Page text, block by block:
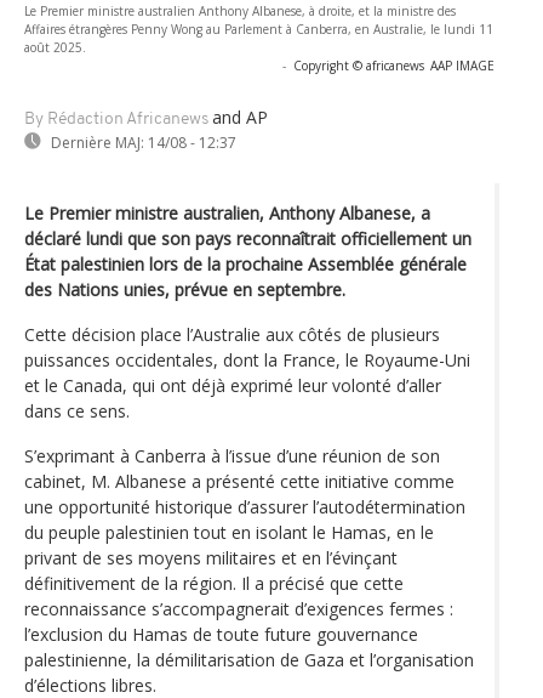
Le Premier ministre australien Anthony Albanese, à droite, et la ministre des
Affaires étrangères Penny Wong au Parlement à Canberra, en Australie, le lundi 11
août 2025.
- Copyright © africanews AAP IMAGE
By Rédaction Africanews and AP
Dernière MAJ: 14/08 - 12:37
Le Premier ministre australien, Anthony Albanese, a
déclaré lundi que son pays reconnaîtrait officiellement un
État palestinien lors de la prochaine Assemblée générale
des Nations unies, prévue en septembre.
Cette décision place l’Australie aux côtés de plusieurs
puissances occidentales, dont la France, le Royaume-Uni
et le Canada, qui ont déjà exprimé leur volonté d’aller
dans ce sens.
S’exprimant à Canberra à l’issue d’une réunion de son
cabinet, M. Albanese a présenté cette initiative comme
une opportunité historique d’assurer l’autodétermination
du peuple palestinien tout en isolant le Hamas, en le
privant de ses moyens militaires et en l’évinçant
définitivement de la région. Il a précisé que cette
reconnaissance s’accompagnerait d’exigences fermes :
l’exclusion du Hamas de toute future gouvernance
palestinienne, la démilitarisation de Gaza et l’organisation
d’élections libres.